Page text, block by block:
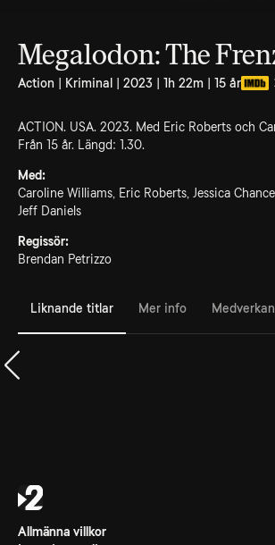
Megalodon: The
Action | Kriminal | 2023 | 1h 22m | 15 år
ACTION. USA. 2023. Med Eric Roberts och
Från 15 år. Längd: 1.30.
Med:
Caroline Williams, Eric Roberts, Jessica
Jeff Daniels
Regissör:
Brendan Petrizzo
Liknande titlar Mer info
Allmänna villkor